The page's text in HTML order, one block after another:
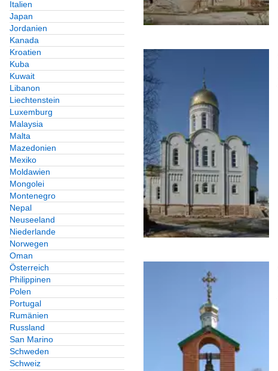
Italien
Japan
Jordanien
Kanada
Kroatien
Kuba
Kuwait
Libanon
Liechtenstein
Luxemburg
Malaysia
Malta
Mazedonien
Mexiko
Moldawien
Mongolei
Montenegro
Nepal
Neuseeland
Niederlande
Norwegen
Oman
Österreich
Philippinen
Polen
Portugal
Rumänien
Russland
San Marino
Schweden
Schweiz